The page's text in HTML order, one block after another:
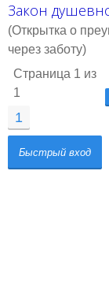
Закон
(Открытка о
через заботу)
Страница 1 из
1
1